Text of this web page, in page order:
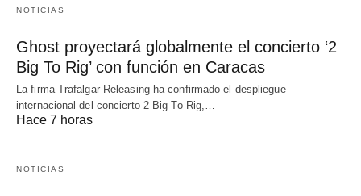
NOTICIAS
Ghost proyectará globalmente el concierto ‘2
Big To Rig’ con función en Caracas
La firma Trafalgar Releasing ha confirmado el despliegue
internacional del concierto 2 Big To Rig,…
Hace 7 horas
NOTICIAS